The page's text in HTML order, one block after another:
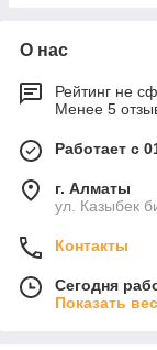
О нас
Рейтинг не
Менее 5
Работает с
г. Алматы
ул. Казыбек
Контакты
Сегодня
Показать